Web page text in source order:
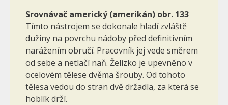
Srovnávač americký (amerikán) obr. 133
Tímto nástrojem se dokonale hladí zvláště
dužiny na povrchu nádoby před definitivním
narážením obručí. Pracovník jej vede směrem
od sebe a netlačí naň. Želízko je upevněno v
ocelovém tělese dvěma šrouby. Od tohoto
tělesa vedou do stran dvě držadla, za která se
hoblík drží.